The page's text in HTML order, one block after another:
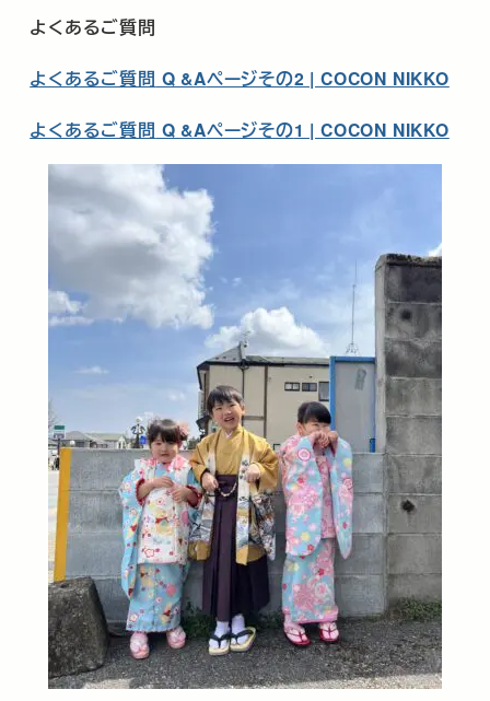
よくあるご質問
よくあるご質問 Q &Aページその2 | COCON NIKKO
よくあるご質問 Q &Aページその1 | COCON NIKKO